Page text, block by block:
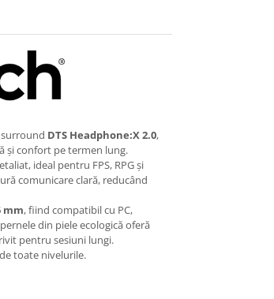
surround DTS Headphone:X 2.0,
și confort pe termen lung.
ideal pentru FPS, RPG și
comunicare clară, reducând
mm, fiind compatibil cu PC,
din piele ecologică oferă
pentru sesiuni lungi.
toate nivelurile.